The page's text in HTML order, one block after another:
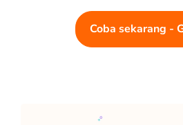
Coba sekarang -